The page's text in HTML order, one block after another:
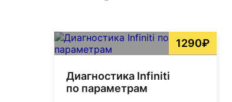
1290₽
Диагностика Infiniti
по параметрам